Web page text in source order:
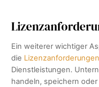
Ein weiterer wichtiger
die
Dienstleistungen.
handeln, speichern